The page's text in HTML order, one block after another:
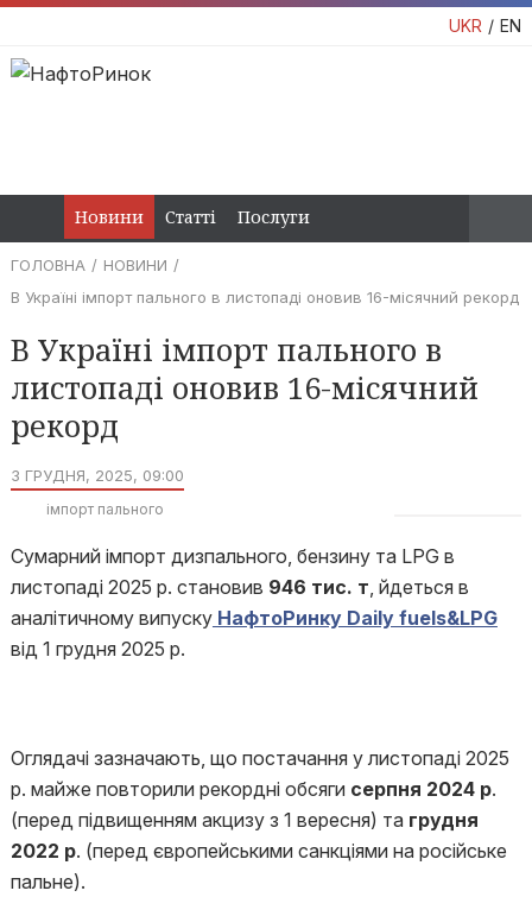
UKR EN
Новини Статті Послуги
ГОЛОВНА
НОВИНИ
В Україні імпорт пального в листопаді оновив 16-місячний рекорд
В Україні імпорт пального в
листопаді оновив 16-місячний
рекорд
3 ГРУДНЯ, 2025, 09:00
імпорт пального
Сумарний імпорт дизпального, бензину та LPG в
листопаді 2025 р. становив 946 тис. т, йдеться в
аналітичному випускуНафтоРинку Daily fuels&LPG
від 1 грудня 2025 р.
Оглядачі зазначають, що постачання у листопаді 2025
р. майже повторили рекордні обсяги серпня 2024 р.
(перед підвищенням акцизу з 1 вересня) та грудня
2022 р. (перед європейськими санкціями на російське
пальне).